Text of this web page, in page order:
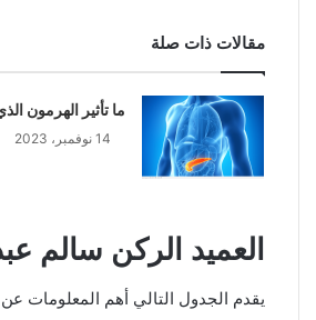
مقالات ذات صلة
ما تأثير الهرمون
14 نوفمبر، 2023
العميد الركن سالم
يقدم الجدول التالي أهم المعلومات